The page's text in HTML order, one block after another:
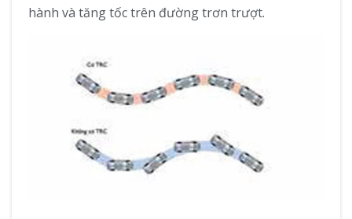
hành và tăng tốc trên đường trơn trượt.